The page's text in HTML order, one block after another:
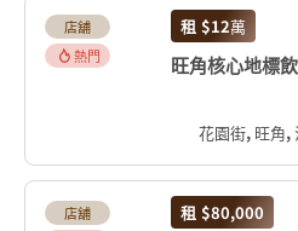
店舖
熱門
租 $12萬
旺角核心地標
花園街, 旺角,
店舖
租 $80,000